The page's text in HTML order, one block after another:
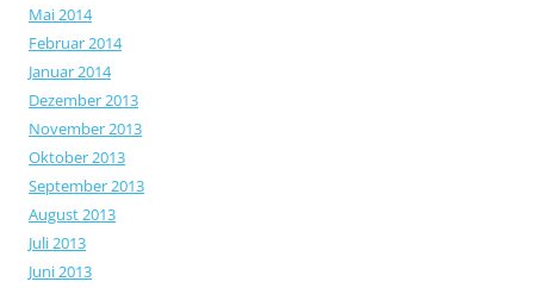
Mai 2014
Februar 2014
Januar 2014
Dezember 2013
November 2013
Oktober 2013
September 2013
August 2013
Juli 2013
Juni 2013